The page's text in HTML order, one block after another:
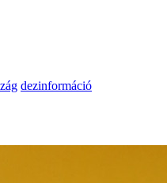
dezinformáció